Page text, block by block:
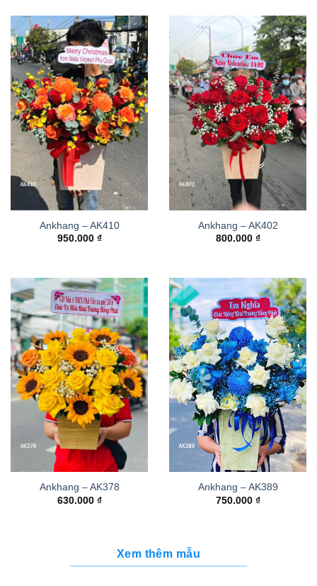
Ankhang – AK410
950.000 ₫
Ankhang – AK402
800.000 ₫
Ankhang – AK378
630.000 ₫
Ankhang – AK389
750.000 ₫
Xem thêm mẫu